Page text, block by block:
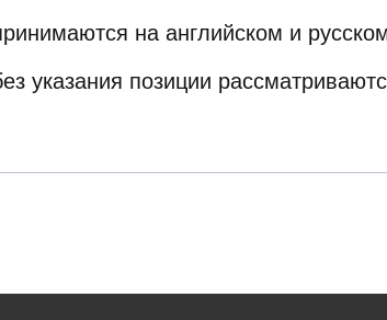
на английском и
указания позиции